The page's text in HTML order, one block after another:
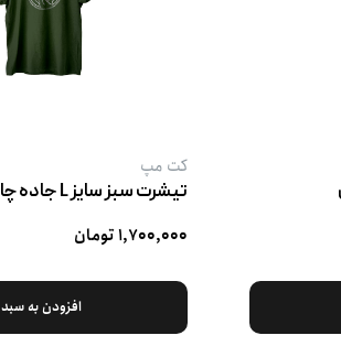
کت‌ مپ
تیشرت سبز سایز L جاده چالوس
۱,۷۰۰,۰۰۰ تومان
افزودن به سبد